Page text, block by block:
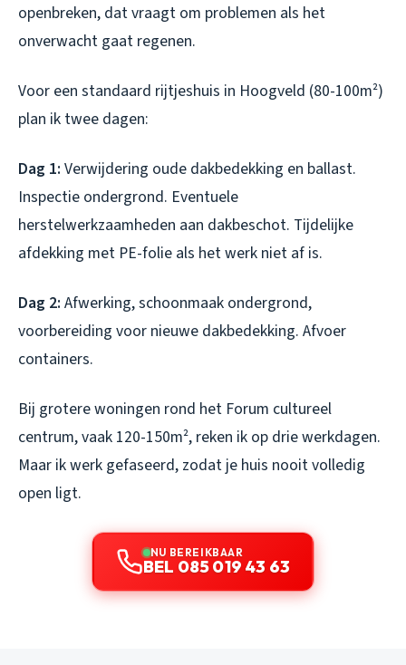
openbreken, dat vraagt om problemen als het
onverwacht gaat regenen.
Voor een standaard rijtjeshuis in Hoogveld (80-100m²)
plan ik twee dagen:
Dag 1: Verwijdering oude dakbedekking en ballast.
Inspectie ondergrond. Eventuele
herstelwerkzaamheden aan dakbeschot. Tijdelijke
afdekking met PE-folie als het werk niet af is.
Dag 2: Afwerking, schoonmaak ondergrond,
voorbereiding voor nieuwe dakbedekking. Afvoer
containers.
Bij grotere woningen rond het Forum cultureel
centrum, vaak 120-150m², reken ik op drie werkdagen.
Maar ik werk gefaseerd, zodat je huis nooit volledig
open ligt.
NU BEREIKBAAR
BEL 085 019 43 63